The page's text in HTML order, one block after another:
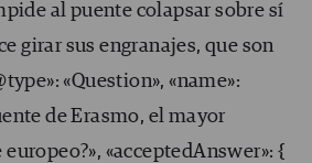
al puente colapsar sobre sí
girar sus engranajes, que son
«Question», «name»:
de Erasmo, el mayor
«acceptedAnswer»: {